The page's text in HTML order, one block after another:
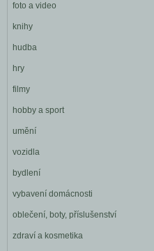
foto a video
knihy
hudba
hry
filmy
hobby a sport
umění
vozidla
bydlení
vybavení domácnosti
oblečení, boty, příslušenství
zdraví a kosmetika